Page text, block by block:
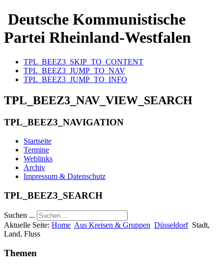
Deutsche Kommunistische
Partei Rheinland-Westfalen
TPL_BEEZ3_SKIP_TO_CONTENT
TPL_BEEZ3_JUMP_TO_NAV
TPL_BEEZ3_JUMP_TO_INFO
TPL_BEEZ3_NAV_VIEW_SEARCH
TPL_BEEZ3_NAVIGATION
Startseite
Termine
Weblinks
Archiv
Impressum & Datenschutz
TPL_BEEZ3_SEARCH
Suchen ...
Aktuelle Seite: Home Aus Kreisen & Gruppen Düsseldorf Stadt,
Land, Fluss
Themen